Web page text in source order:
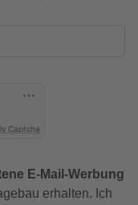
Captcha
E-Mail-Werbung
erhalten. Ich